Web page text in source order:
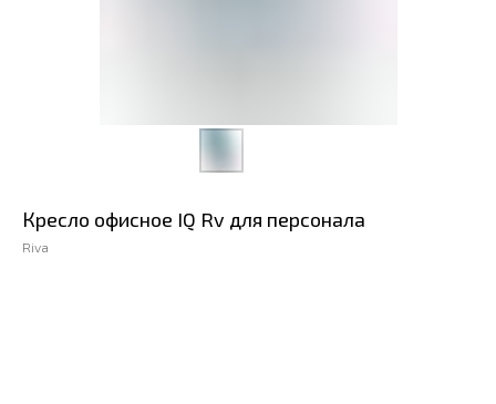
Кресло офисное IQ Rv для персонала
Riva